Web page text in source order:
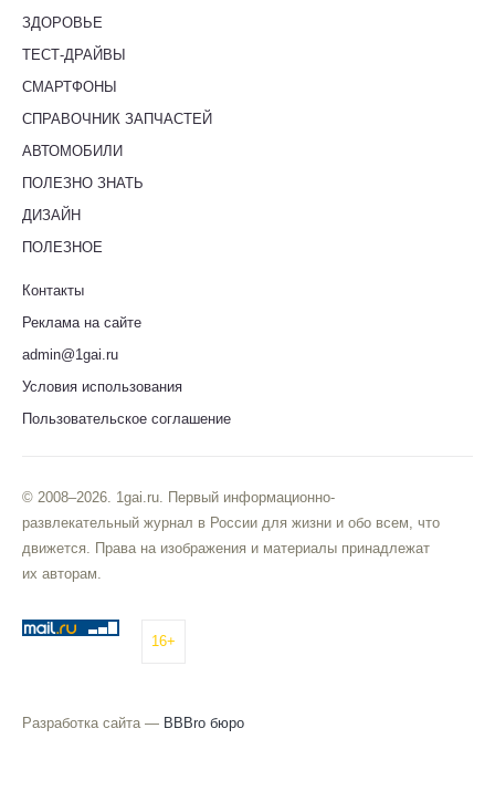
ЗДОРОВЬЕ
ТЕСТ-ДРАЙВЫ
СМАРТФОНЫ
СПРАВОЧНИК ЗАПЧАСТЕЙ
АВТОМОБИЛИ
ПОЛЕЗНО ЗНАТЬ
ДИЗАЙН
ПОЛЕЗНОЕ
Контакты
Реклама на сайте
admin@1gai.ru
Условия использования
Пользовательское соглашение
© 2008–2026. 1gai.ru. Первый информационно-
развлекательный журнал в России для жизни и обо всем, что
движется. Права на изображения и материалы принадлежат
их авторам.
16+
Разработка сайта — BBBro бюро